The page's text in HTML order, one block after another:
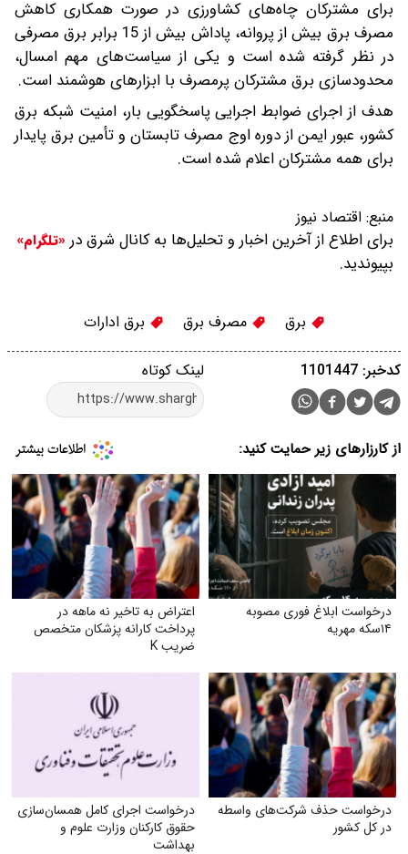
برای مشترکان چاه‌های کشاورزی در صورت همکاری کاهش
مصرف برق بیش از پروانه، پاداش بیش از 15 برابر برق مصرفی
در نظر گرفته شده است و یکی از سیاست‌های مهم امسال،
محدودسازی برق مشترکان پرمصرف با ابزارهای هوشمند است.
هدف از اجرای ضوابط اجرایی پاسخگویی بار، امنیت شبکه برق
کشور، عبور ایمن از دوره اوج مصرف تابستان و تأمین برق پایدار
برای همه مشترکان اعلام شده است.
منبع: اقتصاد نیوز
برای اطلاع از آخرین اخبار و تحلیل‌ها به کانال شرق در «تلگرام»
بپیوندید.
برق مصرف برق برق ادارات
لینک کوتاه کدخبر: 1101447
از کارزارهای زیر حمایت کنید:
درخواست ابلاغ فوری مصوبه
۱۴سکه مهریه
اعتراض به تاخیر نه ماهه در
پرداخت کارانه پزشکان متخصص
ضریب K
درخواست حذف شرکت‌های واسطه
در کل کشور
درخواست اجرای کامل همسان‌سازی
حقوق کارکنان وزارت علوم و
بهداشت